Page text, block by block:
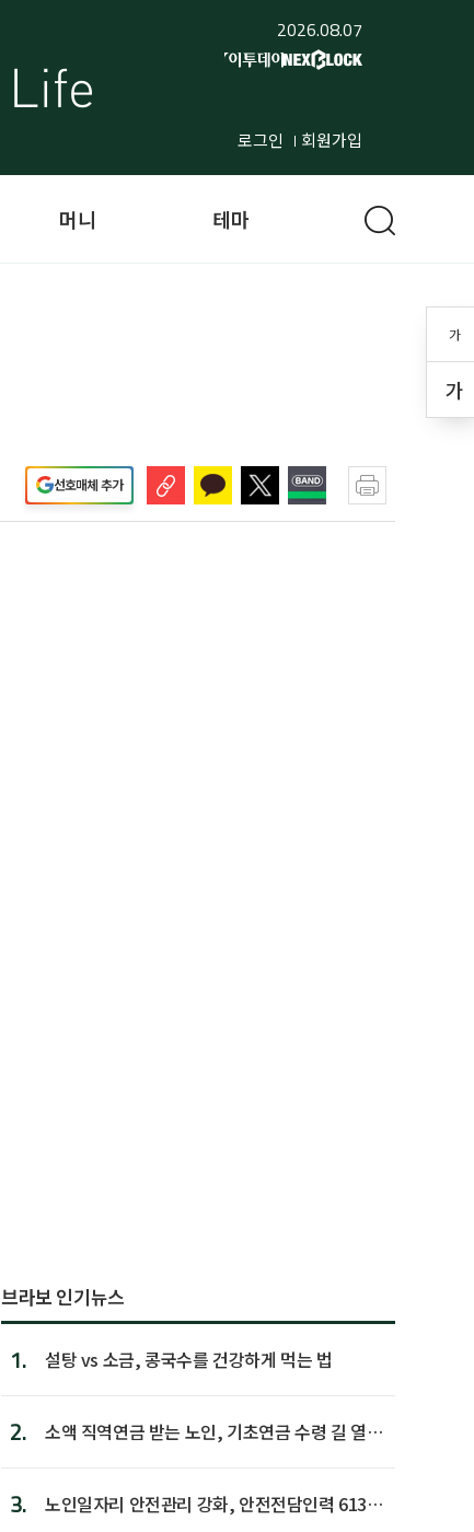
2026.08.07
로그인 회원가입
가
가
머니 테마
선호매체 추가
브라보 인기뉴스
1. 설탕 vs 소금, 콩국수를 건강하게 먹는 법
2.
소액 직역연금 받는 노인, 기초연금 수령 길 열린
3.
노인일자리 안전관리 강화, 안전전담인력 613명